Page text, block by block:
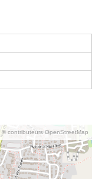
© contributeurs OpenStreetMap